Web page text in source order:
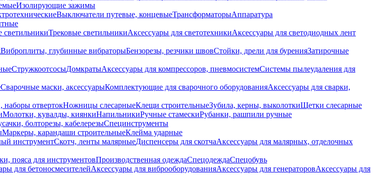
Изолирующие зажимы
Выключатели путевые, концевыеТрансформаторыАппаратура
светильникиТрековые светильникиАксессуары для светотехникиАксессуары для светодиодных лент
Виброплиты, глубинные вибраторыБензорезы, резчики швовСтойки, дрели для буренияЗатирочные
СтружкоотсосыДомкратыАксессуары для компрессоров, пневмосистемСистемы пылеудаления для
Сварочные маски, аксессуарыКомплектующие для сварочного оборудованияАксессуары для сварки,
наборы отвертокНожницы слесарныеКлещи строительныеЗубила, керны, выколоткиЩетки слесарные
Молотки, кувалды, киянкиНапильникиРучные стамескиРубанки, рашпили ручные
болторезы, кабелерезыСпецинструменты
Маркеры, карандаши строительныеКлейма ударные
инструментСкотч, ленты малярныеДиспенсеры для скотчаАксессуары для малярных, отделочных
пояса для инструментовПроизводственная одеждаСпецодеждаСпецобувь
для бетоносмесителейАксессуары для виброоборудованияАксессуары для генераторовАксессуары для